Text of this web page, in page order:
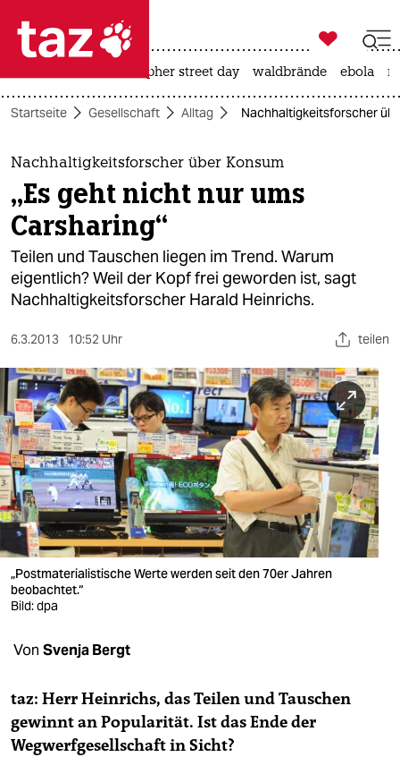
 taz zahl ich
taz zahl ich
themen
politik
öko
gesellschaft
sport
berlin
nord
wahrheit
verlag
verlag
veranstaltungen
fragen & hilfe
unterstützen
abo

taz zahl ich
christopher street day waldbrände ebola
Startseite Gesellschaft Alltag Nachhaltigkeitsforscher
Nachhaltigkeitsforscher über Konsum
„Es geht nicht nur ums
Carsharing“
Teilen und Tauschen liegen im Trend. Warum
eigentlich? Weil der Kopf frei geworden ist, sagt
Nachhaltigkeitsforscher Harald Heinrichs.
6.3.2013 10:52 Uhr teilen
„Postmaterialistische Werte werden seit den 70er Jahren
beobachtet.“
Bild: dpa
Von Svenja Bergt
taz: Herr Heinrichs, das Teilen und Tauschen
gewinnt an Popularität. Ist das Ende der
Wegwerfgesellschaft in Sicht?